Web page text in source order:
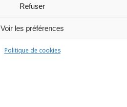
Refuser
Voir les préférences
Politique de cookies